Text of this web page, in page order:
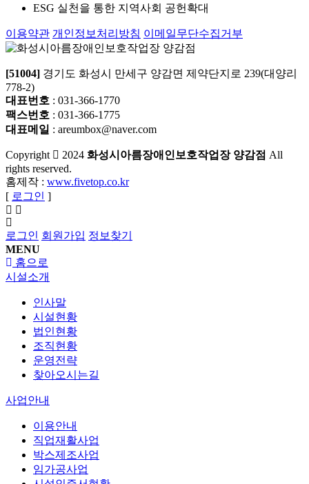
ESG 실천을 통한 지역사회 공헌확대
이용약관 개인정보처리방침 이메일무단수집거부
[51004] 경기도 화성시 만세구 양감면 제약단지로 239(대양리
778-2)
대표번호 : 031-366-1770
팩스번호 : 031-366-1775
대표메일 : areumbox@naver.com
Copyright 2024 화성시아름장애인보호작업장 양감점 All
rights reserved.
홈제작 : www.fivetop.co.kr
[ 로그인 ]
로그인 회원가입 정보찾기
MENU
홈으로
시설소개
인사말
시설현황
법인현황
조직현황
운영전략
찾아오시는길
사업안내
이용안내
직업재활사업
박스제조사업
임가공사업